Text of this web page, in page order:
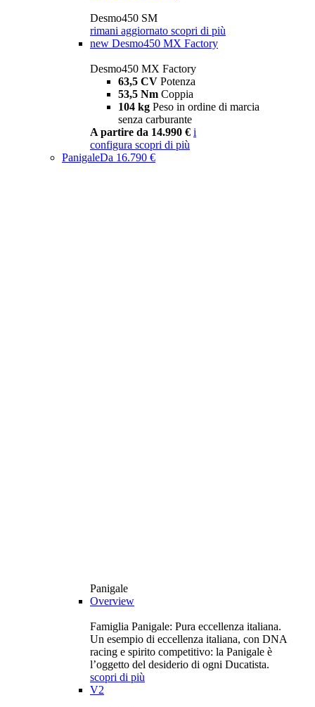
Desmo450 SM
rimani aggiornato scopri di più
new Desmo450 MX Factory
Desmo450 MX Factory
63,5 CV Potenza
53,5 Nm Coppia
104 kg Peso in ordine di marcia
senza carburante
A partire da 14.990 € i
configura scopri di più
PanigaleDa 16.790 €
Panigale
Overview
Famiglia Panigale: Pura eccellenza italiana.
Un esempio di eccellenza italiana, con DNA
racing e spirito competitivo: la Panigale è
l’oggetto del desiderio di ogni Ducatista.
scopri di più
V2